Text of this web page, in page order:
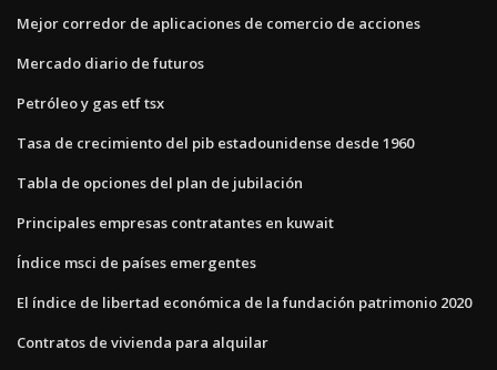
Mejor corredor de aplicaciones de comercio de acciones
Mercado diario de futuros
Petróleo y gas etf tsx
Tasa de crecimiento del pib estadounidense desde 1960
Tabla de opciones del plan de jubilación
Principales empresas contratantes en kuwait
Índice msci de países emergentes
El índice de libertad económica de la fundación patrimonio 2020
Contratos de vivienda para alquilar